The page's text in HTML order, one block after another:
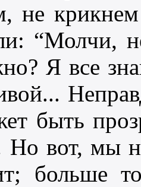
не
“Молчи,
Я все
быть
Но вот, мы
больше